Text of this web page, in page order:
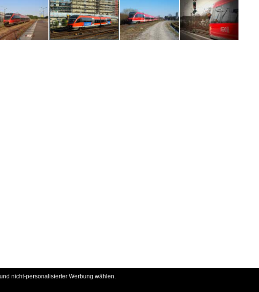
nicht-personalisierter Werbung wählen.